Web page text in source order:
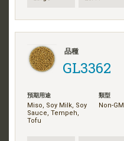
品種
GL3362
預期用途
Miso, Soy Milk, Soy
Sauce, Tempeh,
Tofu
類型
Non-GM